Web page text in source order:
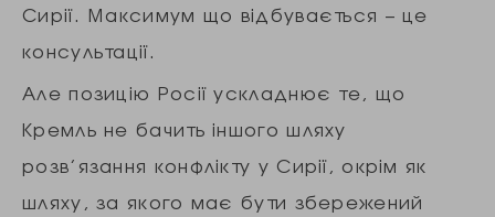
Сирії. Максимум що відбувається – це
консультації.
Але позицію Росії ускладнює те, що
Кремль не бачить іншого шляху
розв’язання конфлікту у Сирії, окрім як
шляху, за якого має бути збережений